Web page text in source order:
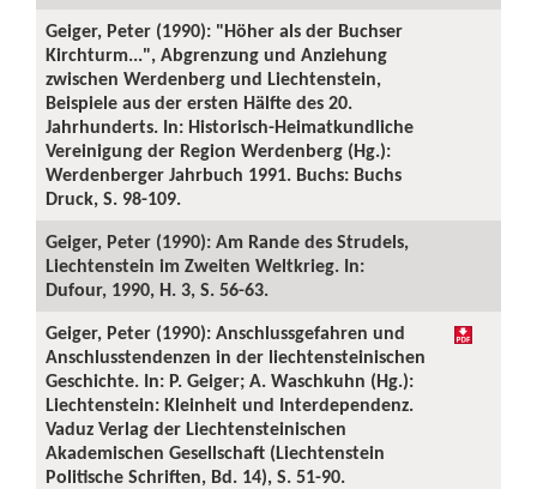
Geiger, Peter (1990): "Höher als der Buchser
Kirchturm...", Abgrenzung und Anziehung
zwischen Werdenberg und Liechtenstein,
Beispiele aus der ersten Hälfte des 20.
Jahrhunderts. In: Historisch-Heimatkundliche
Vereinigung der Region Werdenberg (Hg.):
Werdenberger Jahrbuch 1991. Buchs: Buchs
Druck, S. 98-109.
Geiger, Peter (1990): Am Rande des Strudels,
Liechtenstein im Zweiten Weltkrieg. In:
Dufour, 1990, H. 3, S. 56-63.
Geiger, Peter (1990): Anschlussgefahren und
Anschlusstendenzen in der liechtensteinischen
Geschichte. In: P. Geiger; A. Waschkuhn (Hg.):
Liechtenstein: Kleinheit und Interdependenz.
Vaduz Verlag der Liechtensteinischen
Akademischen Gesellschaft (Liechtenstein
Politische Schriften, Bd. 14), S. 51-90.